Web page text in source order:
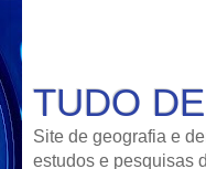
TUDO
Site de geografia e
estudos e pesquisas